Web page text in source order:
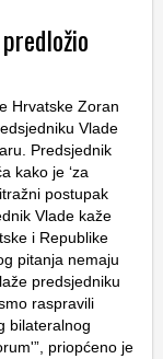
Hrvatske Zoran
Vlade
Predsjednik
kako je ‘za
postupak
Vlade kaže
i Republike
pitanja nemaju
predsjedniku
raspravili
bilateralnog
priopćeno je